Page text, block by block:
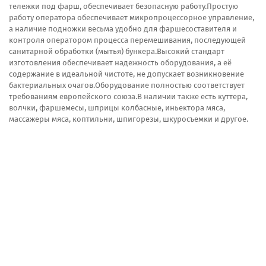
тележки под фарш, обеспечивает безопасную работу.Простую
работу оператора обеспечивает микропроцессорное управление,
а наличие подножки весьма удобно для фаршесоставителя и
контроля оператором процесса перемешивания, последующей
санитарной обработки (мытья) бункера.Высокий стандарт
изготовления обеспечивает надежность оборудования, а её
содержание в идеальной чистоте, не допускает возникновение
бактериальных очагов.Оборудование полностью соответствует
требованиям европейского союза.В наличии также есть куттера,
волчки, фаршемесы, шприцы колбасные, иньектора мяса,
массажеры мяса, коптильни, шпигорезы, шкуросъемки и другое.